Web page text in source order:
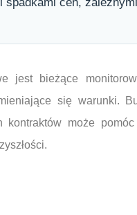
spadkami cen,
jest bieżące
się warunki.
kontraktów może